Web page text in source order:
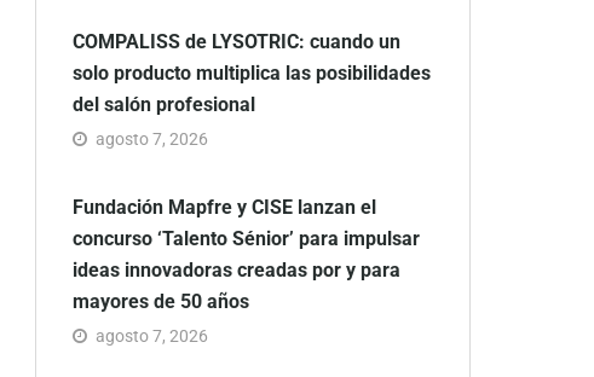
COMPALISS de LYSOTRIC: cuando un
solo producto multiplica las posibilidades
del salón profesional
agosto 7, 2026
Fundación Mapfre y CISE lanzan el
concurso ‘Talento Sénior’ para impulsar
ideas innovadoras creadas por y para
mayores de 50 años
agosto 7, 2026